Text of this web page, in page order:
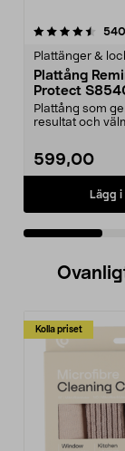
540
Plattänger &
Plattång
Protect
Plattång som
resultat och
599,00
Lägg
4.5 av 5
Kolla priset